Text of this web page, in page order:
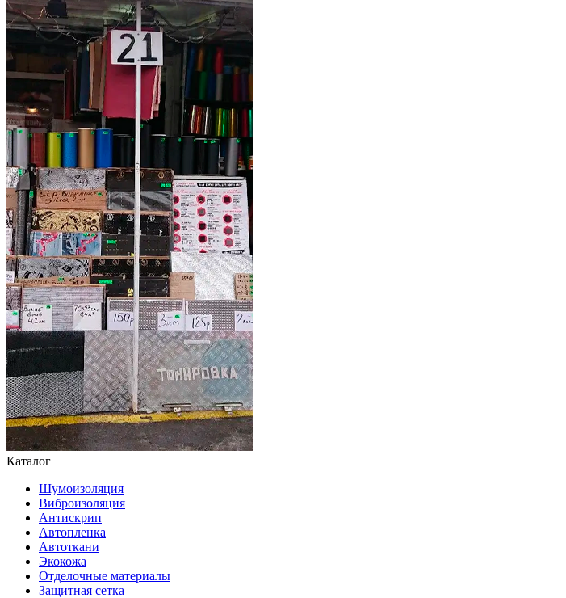
Каталог
Шумоизоляция
Виброизоляция
Антискрип
Автопленка
Автоткани
Экокожа
Отделочные материалы
Защитная сетка